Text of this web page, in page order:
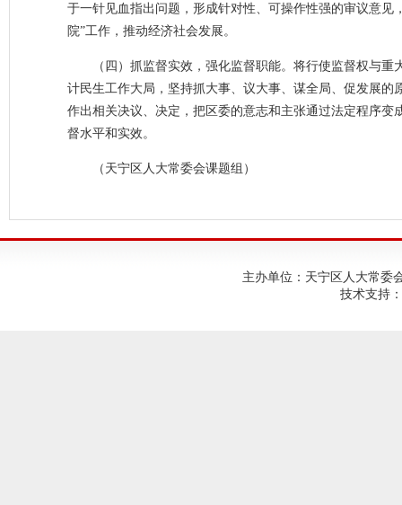
于一针见血指出问题，形成针对性、可操作性强的审议意
院”工作，推动经济社会发展。
（四）抓监督实效，强化监督职能。将行使监督权与
计民生工作大局，坚持抓大事、议大事、谋全局、促发展
作出相关决议、决定，把区委的意志和主张通过法定程序
督水平和实效。
（天宁区人大常委会课题组）
主办单位：天宁区人大常委
技术支持